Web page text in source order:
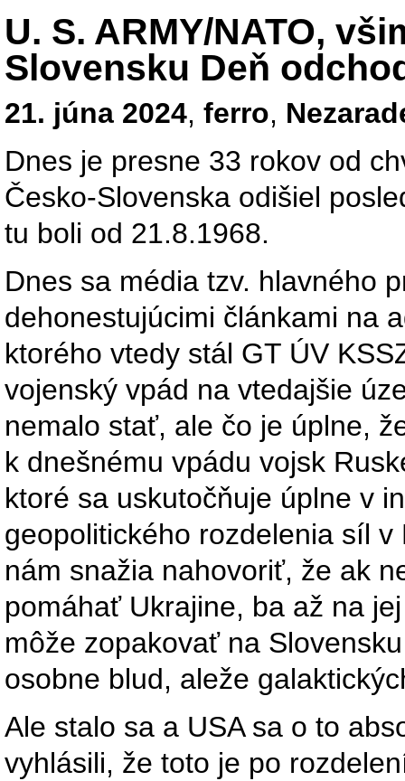
U. S. ARMY/NATO,
Slovensku Deň
21. júna 2024, ferro,
Dnes je presne 33 rokov od
Česko-Slovenska odišiel
tu boli od 21.8.1968.
Dnes sa média tzv. hlavného
dehonestujúcimi článkami na
ktorého vtedy stál GT ÚV
vojenský vpád na vtedajšie
nemalo stať, ale čo je úplne,
k dnešnému vpádu vojsk
ktoré sa uskutočňuje úplne v
geopolitického rozdelenia síl
nám snažia nahovoriť, že ak
pomáhať Ukrajine, ba až na
môže zopakovať na
osobne blud, aleže
Ale stalo sa a USA sa o to
vyhlásili, že toto je po